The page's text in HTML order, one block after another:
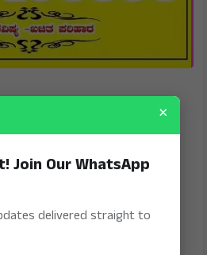
×
Join Our WhatsApp
delivered straight to